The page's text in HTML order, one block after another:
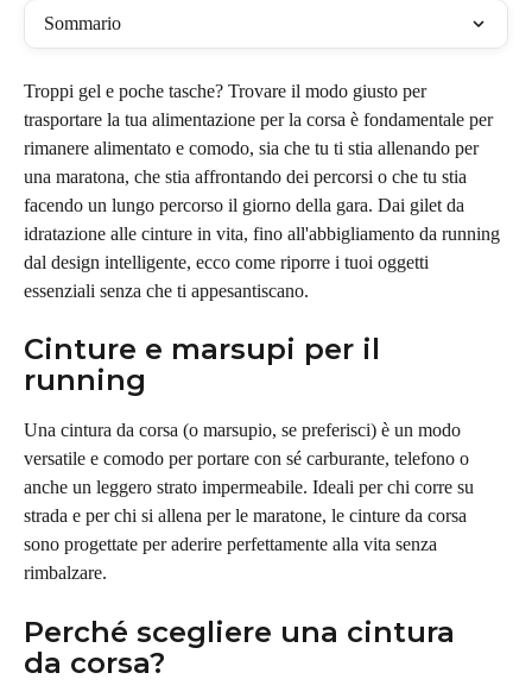
Sommario
Troppi gel e poche tasche? Trovare il modo giusto per
trasportare la tua alimentazione per la corsa è fondamentale per
rimanere alimentato e comodo, sia che tu ti stia allenando per
una maratona, che stia affrontando dei percorsi o che tu stia
facendo un lungo percorso il giorno della gara. Dai gilet da
idratazione alle cinture in vita, fino all'abbigliamento da running
dal design intelligente, ecco come riporre i tuoi oggetti
essenziali senza che ti appesantiscano.
Cinture e marsupi per il
running
Una cintura da corsa (o marsupio, se preferisci) è un modo
versatile e comodo per portare con sé carburante, telefono o
anche un leggero strato impermeabile. Ideali per chi corre su
strada e per chi si allena per le maratone, le cinture da corsa
sono progettate per aderire perfettamente alla vita senza
rimbalzare.
Perché scegliere una cintura
da corsa?